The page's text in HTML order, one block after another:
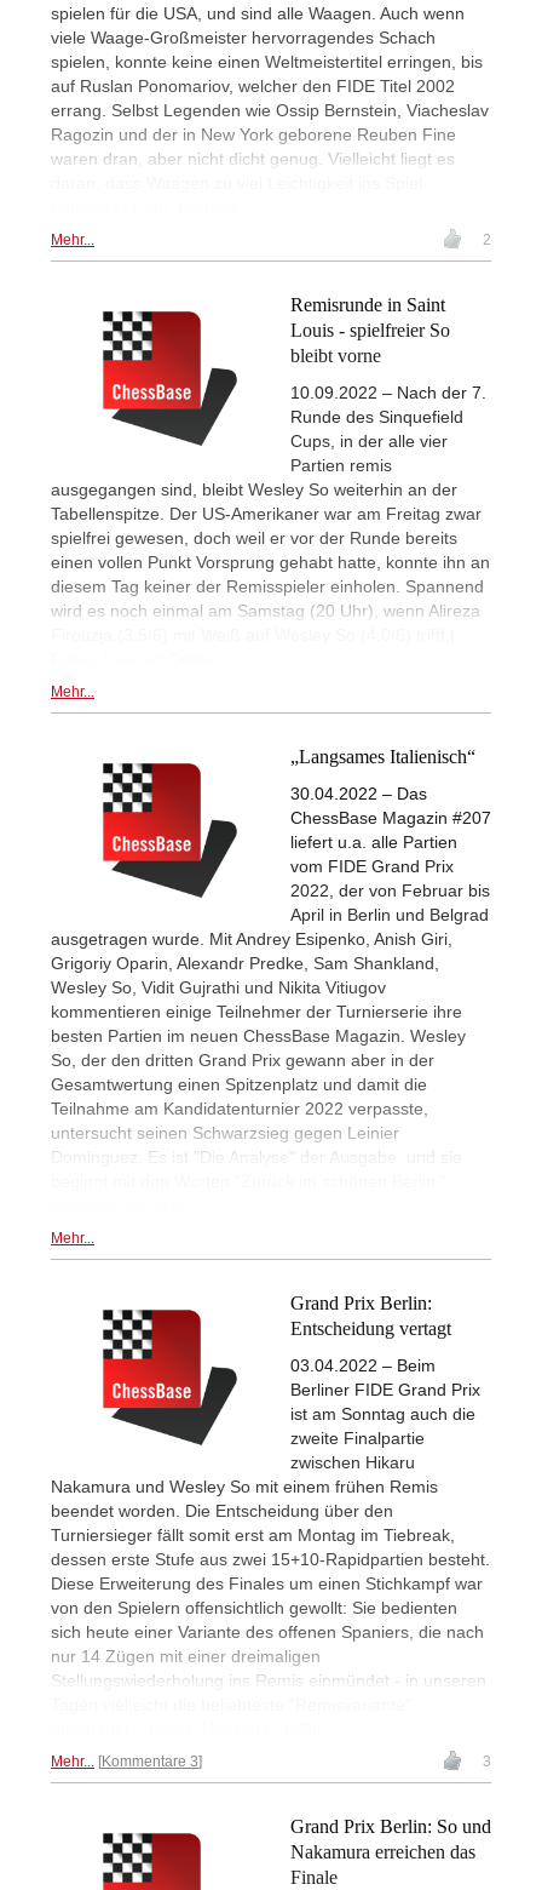
spielen für die USA, und sind alle Waagen. Auch wenn
viele Waage-Großmeister hervorragendes Schach
spielen, konnte keine einen Weltmeistertitel erringen, bis
auf Ruslan Ponomariov, welcher den FIDE Titel 2002
errang. Selbst Legenden wie Ossip Bernstein, Viacheslav
Ragozin und der in New York geborene Reuben Fine
waren dran, aber nicht dicht genug. Vielleicht liegt es
Mehr... 2
Remisrunde in Saint
Louis - spielfreier So
bleibt vorne
10.09.2022 – Nach der 7.
Runde des Sinquefield
Cups, in der alle vier
Partien remis
ausgegangen sind, bleibt Wesley So weiterhin an der
Tabellenspitze. Der US-Amerikaner war am Freitag zwar
spielfrei gewesen, doch weil er vor der Runde bereits
einen vollen Punkt Vorsprung gehabt hatte, konnte ihn an
diesem Tag keiner der Remisspieler einholen. Spannend
wird es noch einmal am Samstag (20 Uhr), wenn Alireza
Mehr...
„Langsames Italienisch“
30.04.2022 – Das
ChessBase Magazin #207
liefert u.a. alle Partien
vom FIDE Grand Prix
2022, der von Februar bis
April in Berlin und Belgrad
ausgetragen wurde. Mit Andrey Esipenko, Anish Giri,
Grigoriy Oparin, Alexandr Predke, Sam Shankland,
Wesley So, Vidit Gujrathi und Nikita Vitiugov
kommentieren einige Teilnehmer der Turnierserie ihre
besten Partien im neuen ChessBase Magazin. Wesley
So, der den dritten Grand Prix gewann aber in der
Gesamtwertung einen Spitzenplatz und damit die
Teilnahme am Kandidatenturnier 2022 verpasste,
untersucht seinen Schwarzsieg gegen Leinier
Dominguez. Es ist "Die Analyse" der Ausgabe, und sie
Mehr...
Grand Prix Berlin:
Entscheidung vertagt
03.04.2022 – Beim
Berliner FIDE Grand Prix
ist am Sonntag auch die
zweite Finalpartie
zwischen Hikaru
Nakamura und Wesley So mit einem frühen Remis
beendet worden. Die Entscheidung über den
Turniersieger fällt somit erst am Montag im Tiebreak,
dessen erste Stufe aus zwei 15+10-Rapidpartien besteht.
Diese Erweiterung des Finales um einen Stichkampf war
von den Spielern offensichtlich gewollt: Sie bedienten
sich heute einer Variante des offenen Spaniers, die nach
nur 14 Zügen mit einer dreimaligen
Stellungswiederholung ins Remis einmündet - in unseren
Mehr... Kommentare 3 3
Grand Prix Berlin: So und
Nakamura erreichen das
Finale